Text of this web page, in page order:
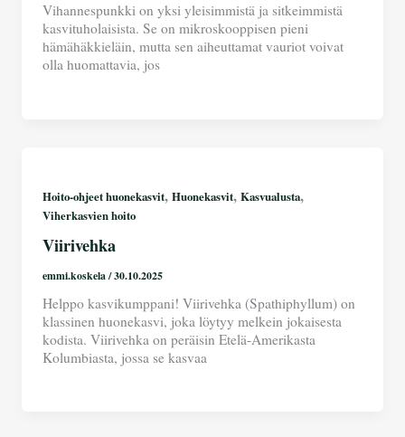
Vihannespunkki on yksi yleisimmistä ja sitkeimmistä
kasvituholaisista. Se on mikroskooppisen pieni
hämähäkkieläin, mutta sen aiheuttamat vauriot voivat
olla huomattavia, jos
Hoito-ohjeet huonekasvit,Huonekasvit,Kasvualusta,
Viherkasvien hoito
Viirivehka
emmi.koskela/30.10.2025
Helppo kasvikumppani! Viirivehka (Spathiphyllum) on
klassinen huonekasvi, joka löytyy melkein jokaisesta
kodista. Viirivehka on peräisin Etelä-Amerikasta
Kolumbiasta, jossa se kasvaa